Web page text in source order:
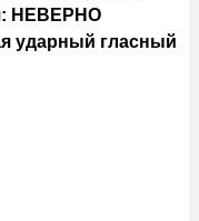
НЕВЕРНО
ударный гласный